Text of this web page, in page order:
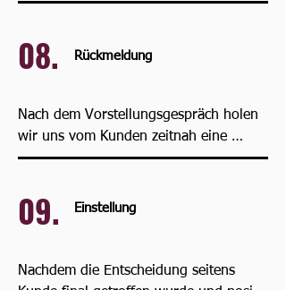
08. Rückmeldung
Nach dem Vorstellungsgespräch holen
wir uns vom Kunden zeitnah eine
Rückmeldung ein, ob es zu einem
Einstellung kommt.
am Herzen – darum tauschen wir uns
09. Einstellung
Nachdem die Entscheidung seitens